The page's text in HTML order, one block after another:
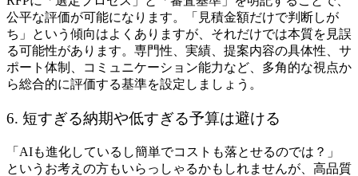
公平な評価が可能になります。「見積金額だけで判断しが
ち」という傾向はよくありますが、それだけでは本質を見誤
る可能性があります。専門性、実績、提案内容の具体性、サ
ポート体制、コミュニケーション能力など、多角的な視点か
ら総合的に評価する基準を設定しましょう。
6. 短すぎる納期や低すぎる予算は避ける
「AIも進化しているし簡単でコストも落とせるのでは？」
というお考えの方もいらっしゃるかもしれませんが、高品質